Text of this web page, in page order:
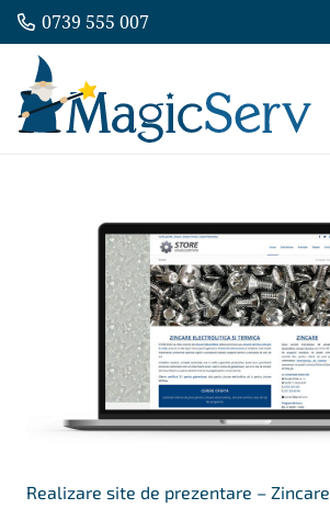
0739 555 007
Realizare site de prezentare – Zincare